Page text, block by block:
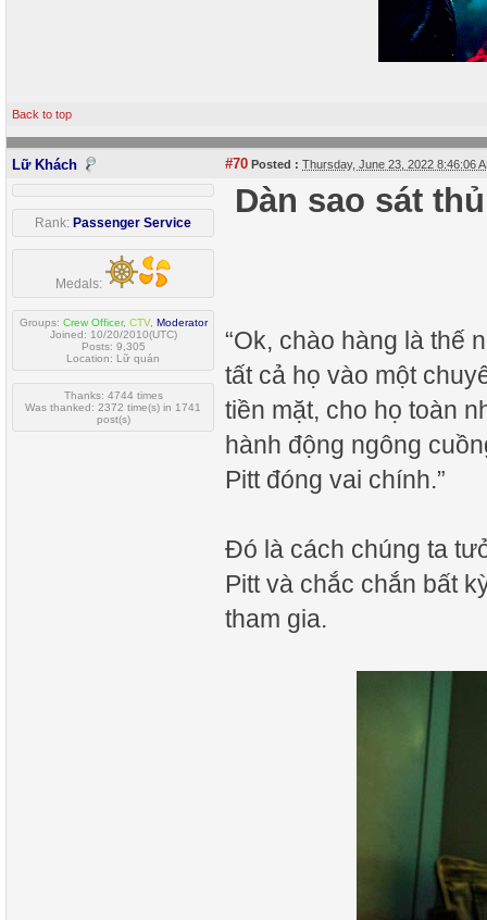
Back to top
Lữ Khách #70 Posted : Thursday, June 23, 2022 8:46:06
Rank: Passenger Service
Medals:
Groups: Crew Officer, CTV, Moderator
Joined: 10/20/2010(UTC)
Posts: 9,305
Location: Lữ quán
Thanks: 4744 times
Was thanked: 2372 time(s) in 1741
post(s)
Dàn sao sát
“Ok, chào hàng là thế
tất cả họ vào một
tiền mặt, cho họ toàn
hành động ngông
Pitt đóng vai chính.”
Đó là cách chúng ta
Pitt và chắc chắn bất
tham gia.